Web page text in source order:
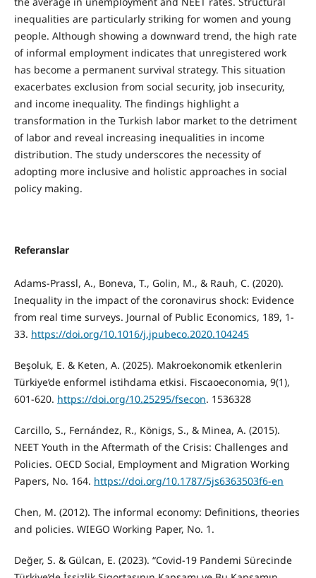
inequalities are particularly striking for women and young
people. Although showing a downward trend, the high rate
of informal employment indicates that unregistered work
has become a permanent survival strategy. This situation
exacerbates exclusion from social security, job insecurity,
and income inequality. The findings highlight a
transformation in the Turkish labor market to the detriment
of labor and reveal increasing inequalities in income
distribution. The study underscores the necessity of
adopting more inclusive and holistic approaches in social
policy making.
Referanslar
Adams-Prassl, A., Boneva, T., Golin, M., & Rauh, C. (2020).
Inequality in the impact of the coronavirus shock: Evidence
from real time surveys. Journal of Public Economics, 189, 1-
33. https://doi.org/10.1016/j.jpubeco.2020.104245
Beşoluk, E. & Keten, A. (2025). Makroekonomik etkenlerin
Türkiye’de enformel istihdama etkisi. Fiscaoeconomia, 9(1),
601-620. https://doi.org/10.25295/fsecon. 1536328
Carcillo, S., Fernández, R., Königs, S., & Minea, A. (2015).
NEET Youth in the Aftermath of the Crisis: Challenges and
Policies. OECD Social, Employment and Migration Working
Papers, No. 164. https://doi.org/10.1787/5js6363503f6-en
Chen, M. (2012). The informal economy: Definitions, theories
and policies. WIEGO Working Paper, No. 1.
Değer, S. & Gülcan, E. (2023). “Covid-19 Pandemi Sürecinde